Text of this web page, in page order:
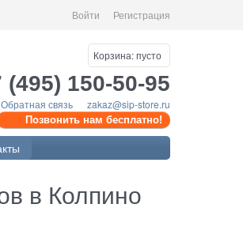
Войти Регистрация
Корзина:пусто
(495) 150-50-95
Обратная связь zakaz@sip-store.ru
Позвонить нам бесплатно!
в Колпино